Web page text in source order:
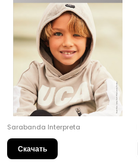
Sarabanda Interpreta
Скачать